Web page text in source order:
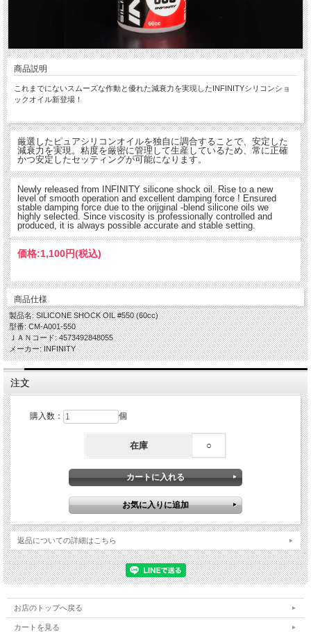
商品説明
これまでにないスムーズな作動と優れた減衰力を実現したINFINITYシリコンショ
ックオイル新登場！
厳選したピュアシリコンオイルを独自に調合することで、安定した
減衰力を実現。粘度を厳密に管理して生産しているため、常に正確
かつ安定したセッティングが可能になります。
Newly released from INFINITY silicone shock oil. Rise to a new
level of smooth operation and excellent damping force ! Ensured
stable damping force due to the orijginal -blend silicone oils we
highly selected. Since viscosity is professionally controlled and
produced, it is always possible accurate and stable setting.
価格:1,100円(税込)
商品仕様
製品名: SILICONE SHOCK OIL #550 (60cc)
型番: CM-A001-550
ＪＡＮコード: 4573492848055
メーカー: INFINITY
注文
購入数： 個
在庫 ○
返品についての詳細はこちら
お店のトップへ戻る
カートを見る